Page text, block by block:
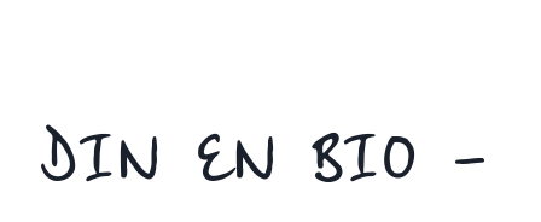
DIN EN BIO –